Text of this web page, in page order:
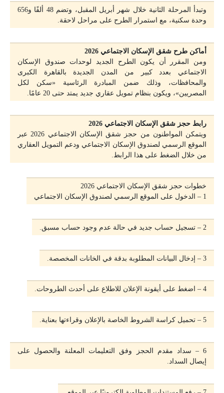
وتبدأ المرحلة الثانية خلال شهر أبريل المقبل، وتضم 48 ألفًا و656
وحدة سكنية، مع استمرار الطرح على مراحل لاحقة.
أماكن طرح شقق الإسكان الاجتماعي 2026
ومن المقرر أن يكون الطرح الجديد لوحدات صندوق الإسكان
الاجتماعي بعدد كبير من المدن الجديدة بالقاهرة الكبرى
والمحافظات، وذلك ضمن المبادرة الرئاسية «سكن لكل
المصريين»، ويكون بنظام تمويل عقاري جديد يمتد حتى 20 عامًا.
رابط حجز شقق الإسكان الاجتماعي 2026
ويتمكن المواطنون من حجز شقق الإسكان الاجتماعي 2026 عبر
الموقع الرسمي لصندوق الإسكان الاجتماعي ودعم التمويل العقاري
من خلال الضغط على هذا الرابط.
خطوات حجز شقق الإسكان الاجتماعي 2026
1 – الدخول على الموقع الرسمي لصندوق الإسكان الاجتماعي
2 – تسجيل حساب جديد في حالة عدم وجود حساب مسبق.
3 – إدخال البيانات المطلوبة بدقة في الخانات المخصصة.
4 – اضغط على أيقونة الإعلان للاطلاع على أحدث الطروحات.
5 – تحميل كراسة الشروط الخاصة بالإعلان وقراءتها بعناية.
6 – سداد مقدم الحجز وفق التعليمات المعلنة والحصول على
إيصال السداد.